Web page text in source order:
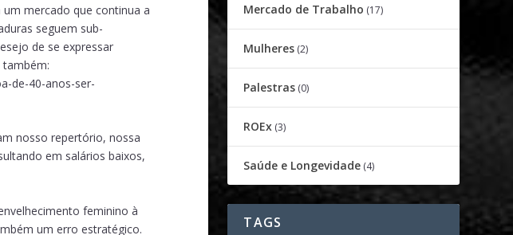
mercado que continua a
seguem sub-
de se expressar
também:
de-40-anos-ser-
nosso repertório, nossa
em salários baixos,
feminino à
um erro estratégico.
Mercado de Trabalho (17)
Mulheres (2)
Palestras (0)
ROEx (3)
Saúde e Longevidade (4)
TAGS